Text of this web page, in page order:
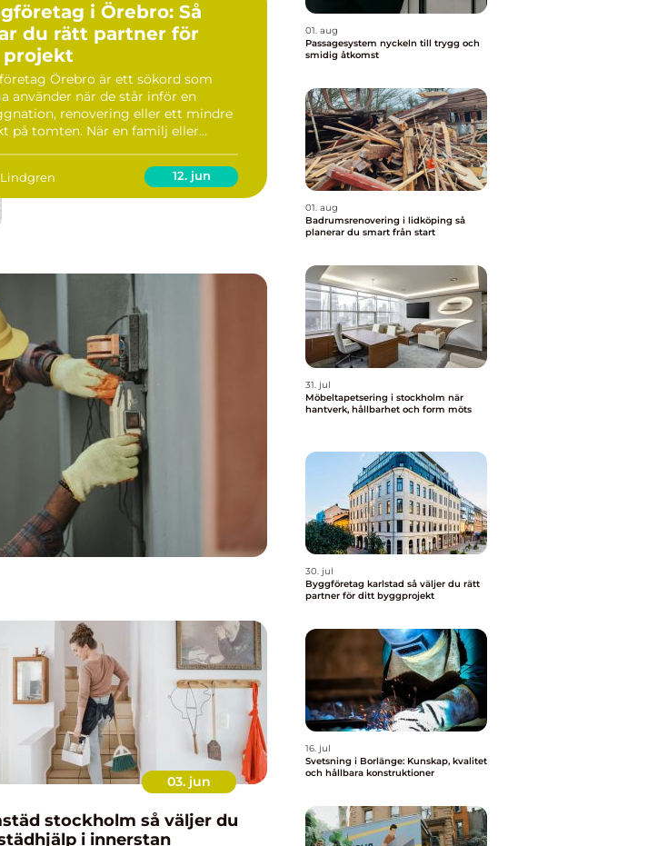
i Örebro: Så
du rätt partner för
Örebro är ett sökord som
använder när de står inför en
renovering eller ett mindre
på tomten. När en familj eller
12. jun
03. jun
stockholm så väljer du
i innerstan
01. aug
Passagesystem nyckeln till trygg och
smidig åtkomst
01. aug
Badrumsrenovering i lidköping så
planerar du smart från start
31. jul
Möbeltapetsering i stockholm när
hantverk, hållbarhet och form möts
30. jul
Byggföretag karlstad så väljer du rätt
partner för ditt byggprojekt
16. jul
Svetsning i Borlänge: Kunskap, kvalitet
och hållbara konstruktioner